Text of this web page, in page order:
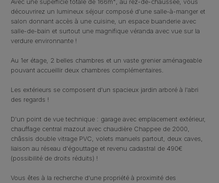
Avec une superficie totale de 166m², au rez-de-chaussée, vous
découvrirez un lumineux séjour composé d'une salle-à-manger et
salon donnant accès à une cuisine, un espace buanderie avec
salle-de-bain et surtout une magnifique véranda avec vue sur la
verdure environnante !
Au 1er étage, 2 belles chambres et un vaste grenier aménageable
pouvant accueillir deux chambres complémentaires.
Les extérieurs se composent d'un spacieux jardin arboré à l'abri
des regards !
D'un point de vue technique : garage avec emplacement extérieur,
chauffage central mazout avec chaudière Chappee de 2000,
châssis double vitrage PVC, volets manuels partout, deux caves,
liaison au réseau d'égouttage et revenu cadastral de 490€
(possibilité de droits réduits) !
Vous êtes à la recherche d'une propriété à proximité des